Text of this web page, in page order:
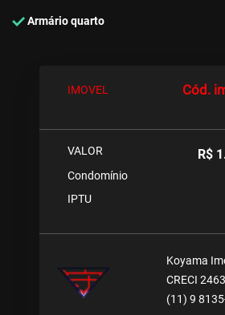
Armário quarto
IMOVEL Cód.
VALOR R$
Condomínio
IPTU
Koyama
CRECI
(11) 9